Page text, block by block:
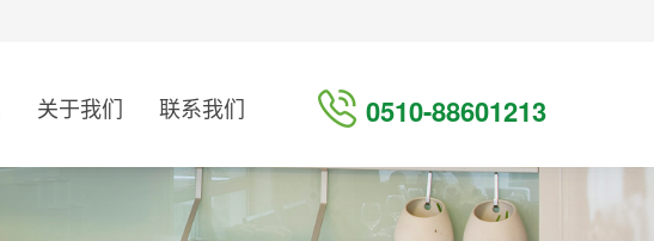
关于我们 联系我们 0510-88601213